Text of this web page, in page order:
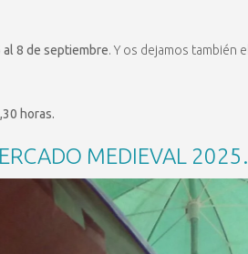
al 8 de septiembre. Y os dejamos también el
horas.
MEDIEVAL 2025.